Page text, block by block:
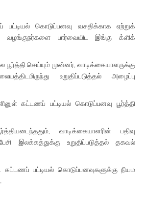
கொடுப்பனவு வசதிக்காக ஏற்றுக்
பார்வையிட இங்கு க்ளிக்
செய்யும் முன்னர், வாடிக்கையாளருக்கு
உறுதிப்படுத்தல் அழைப்பு
கட்டணப் பட்டியல் கொடுப்பனவு பூர்த்தி
வாடிக்கையாளரின் பதிவு
இலக்கத்துக்கு உறுதிப்படுத்தல் தகவல்
கட்டணப் பட்டியல் கொடுப்பனவுகளுக்கு நியம